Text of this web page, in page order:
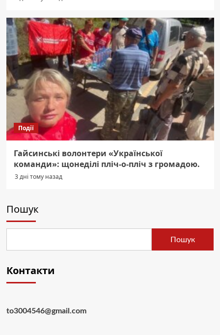
Події
Гайсинські волонтери «Української
команди»: щонеділі пліч-о-пліч з громадою.
3 дні тому назад
Пошук
Пошук
Контакти
to3004546@gmail.com